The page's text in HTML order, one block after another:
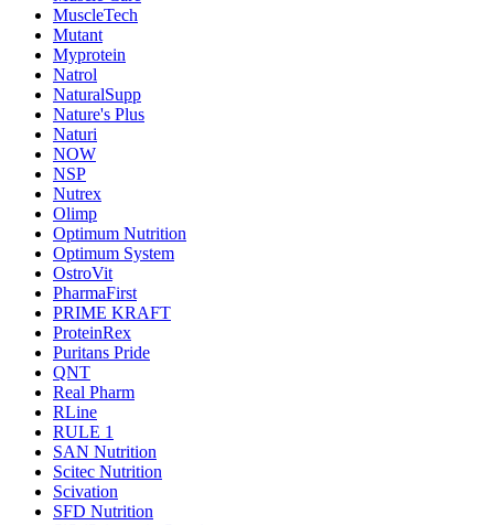
MuscleTech
Mutant
Myprotein
Natrol
NaturalSupp
Nature's Plus
Naturi
NOW
NSP
Nutrex
Olimp
Optimum Nutrition
Optimum System
OstroVit
PharmaFirst
PRIME KRAFT
ProteinRex
Puritans Pride
QNT
Real Pharm
RLine
RULE 1
SAN Nutrition
Scitec Nutrition
Scivation
SFD Nutrition